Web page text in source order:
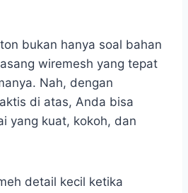
bukan hanya soal bahan
wiremesh yang tepat
Nah, dengan
di atas, Anda bisa
yang kuat, kokoh, dan
detail kecil ketika